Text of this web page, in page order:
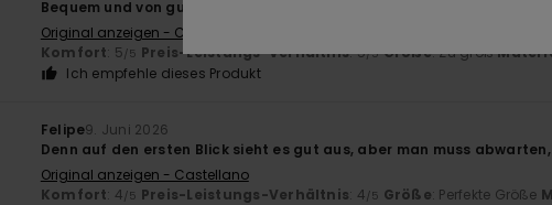
Bequem und von guter Qualität
Original anzeigen - Castellano
Komfort: 5/5 Preis-Leistungs-Verhältnis: 5/5 Größe: Zu groß
Ich empfehle dieses Produkt
Felipe9. Juni 2026
Denn auf den ersten Blick sieht es gut aus, aber man muss
Original anzeigen - Castellano
Komfort: 4/5 Preis-Leistungs-Verhältnis: 4/5 Größe: Perfekte Größe